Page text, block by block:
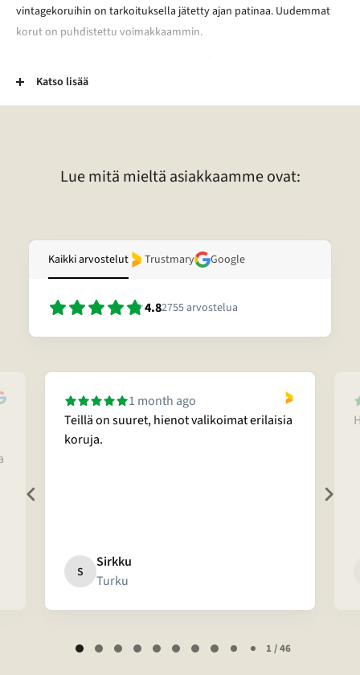
vintagekoruihin on tarkoituksella jätetty ajan patinaa. Uudemmat
korut on puhdistettu voimakkaammin.
Esineessä voi esimerkiksi olla kaiverrus, vääntymä, painauma tai
tummentuma. Pronssikoruissa voi esimerkiksi olla kulunut
Katso lisää
Lue mitä mieltä asiakkaamme ovat:
Kaikki arvostelut Trustmary Google
4.82755arvostelua
1 month ago
Teillä on suuret, hienot valikoimat erilaisia
koruja.
S
Sirkku
Turku
1 / 46